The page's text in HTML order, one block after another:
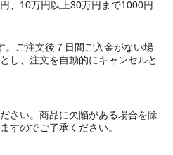
、10万円以上30万円まで1000円
。ご注文後７日間ご入金がない場
し、注文を自動的にキャンセルと
さい。商品に欠陥がある場合を除
すのでご了承ください。